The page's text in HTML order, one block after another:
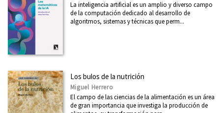
La inteligencia artificial es un amplio y diverso campo
de la computación dedicado al desarrollo de
algoritmos, sistemas y técnicas que perm...
Los bulos de la nutrición
Miguel Herrero
El campo de las ciencias de la alimentación es un área
de gran importancia que investiga la producción de